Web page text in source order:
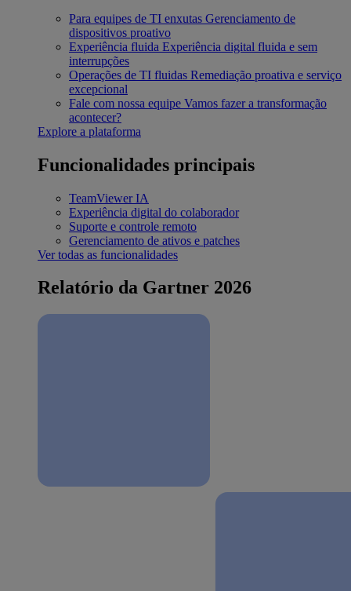
Para equipes de TI enxutas Gerenciamento de
dispositivos proativo
Experiência fluida Experiência digital fluida e sem
interrupções
Operações de TI fluidas Remediação proativa e serviço
excepcional
Fale com nossa equipe Vamos fazer a transformação
acontecer?
Explore a plataforma
Funcionalidades principais
TeamViewer IA
Experiência digital do colaborador
Suporte e controle remoto
Gerenciamento de ativos e patches
Ver todas as funcionalidades
Relatório da Gartner 2026